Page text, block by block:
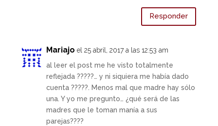
Responder
Mariajo el 25 abril, 2017 a las 12:53 am
al leer el post me he visto totalmente
reflejada ?????… y ni siquiera me había dado
cuenta ?????. Menos mal que madre hay sólo
una. Y yo me pregunto… ¿qué será de las
madres que le toman manía a sus
parejas????